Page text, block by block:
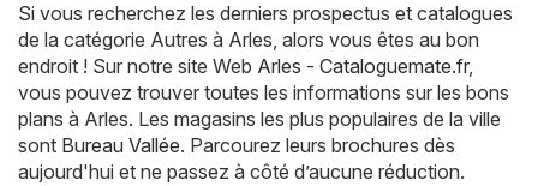
Si vous recherchez les derniers prospectus et catalogues
de la catégorie Autres à Arles, alors vous êtes au bon
endroit ! Sur notre site Web Arles - Cataloguemate.fr,
vous pouvez trouver toutes les informations sur les bons
plans à Arles. Les magasins les plus populaires de la ville
sont Bureau Vallée. Parcourez leurs brochures dès
aujourd'hui et ne passez à côté d’aucune réduction.